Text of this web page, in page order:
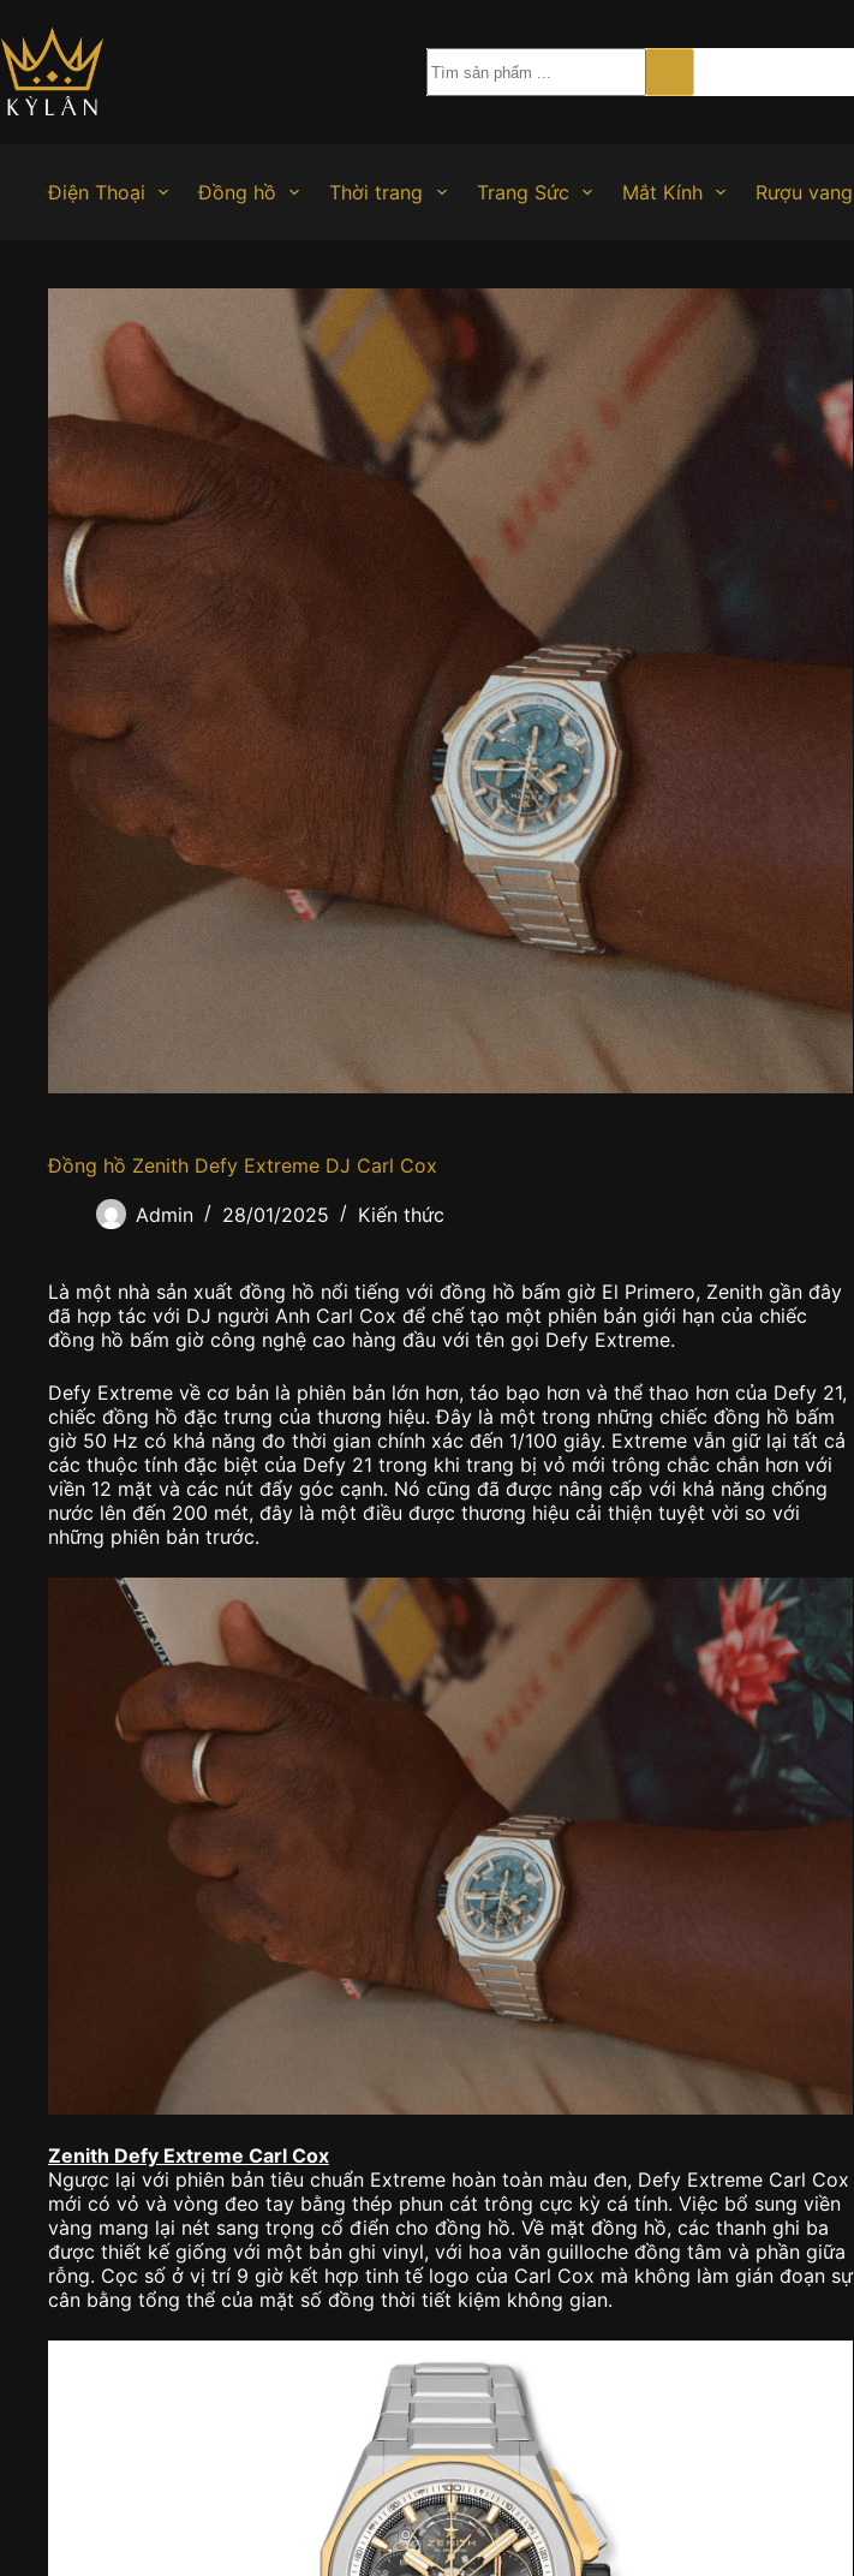
đến
phần
nội
dung
Điện Thoại Đồng hồ Thời trang Trang Sức Mắt Kính Rượu vang
Đồng hồ Zenith Defy Extreme DJ Carl Cox
Admin 28/01/2025 Kiến thức
Là một nhà sản xuất đồng hồ nổi tiếng với đồng hồ bấm giờ El Primero, Zenith gần đây
đã hợp tác với DJ người Anh Carl Cox để chế tạo một phiên bản giới hạn của chiếc
đồng hồ bấm giờ công nghệ cao hàng đầu với tên gọi Defy Extreme.
Defy Extreme về cơ bản là phiên bản lớn hơn, táo bạo hơn và thể thao hơn của Defy 21,
chiếc đồng hồ đặc trưng của thương hiệu. Đây là một trong những chiếc đồng hồ bấm
giờ 50 Hz có khả năng đo thời gian chính xác đến 1/100 giây. Extreme vẫn giữ lại tất cả
các thuộc tính đặc biệt của Defy 21 trong khi trang bị vỏ mới trông chắc chắn hơn với
viền 12 mặt và các nút đẩy góc cạnh. Nó cũng đã được nâng cấp với khả năng chống
nước lên đến 200 mét, đây là một điều được thương hiệu cải thiện tuyệt vời so với
những phiên bản trước.
Zenith Defy Extreme Carl Cox
Ngược lại với phiên bản tiêu chuẩn Extreme hoàn toàn màu đen, Defy Extreme Carl Cox
mới có vỏ và vòng đeo tay bằng thép phun cát trông cực kỳ cá tính. Việc bổ sung viền
vàng mang lại nét sang trọng cổ điển cho đồng hồ. Về mặt đồng hồ, các thanh ghi ba
được thiết kế giống với một bản ghi vinyl, với hoa văn guilloche đồng tâm và phần giữa
rỗng. Cọc số ở vị trí 9 giờ kết hợp tinh tế logo của Carl Cox mà không làm gián đoạn sự
cân bằng tổng thể của mặt số đồng thời tiết kiệm không gian.